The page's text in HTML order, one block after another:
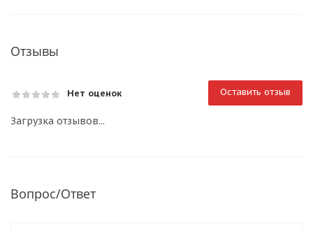
Отзывы
Нет оценок Оставить отзыв
Загрузка отзывов...
Вопрос/Ответ